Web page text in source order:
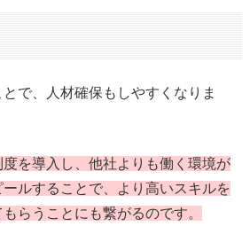
で、人材確保もしやすくなりま
を導入し、他社よりも働く環境が
ルすることで、より高いスキルを
らうことにも繋がるのです。